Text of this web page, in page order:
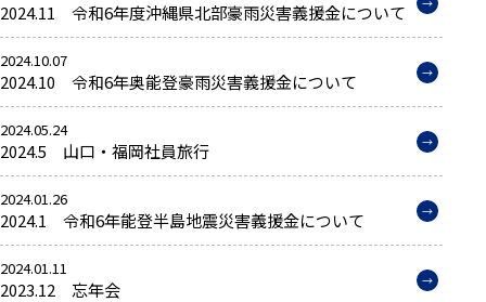
2024.11 令和6年度沖縄県北部豪雨災害義援金について
2024.10.07
2024.10 令和6年奥能登豪雨災害義援金について
2024.05.24
2024.5 山口・福岡社員旅行
2024.01.26
2024.1 令和6年能登半島地震災害義援金について
2024.01.11
2023.12 忘年会